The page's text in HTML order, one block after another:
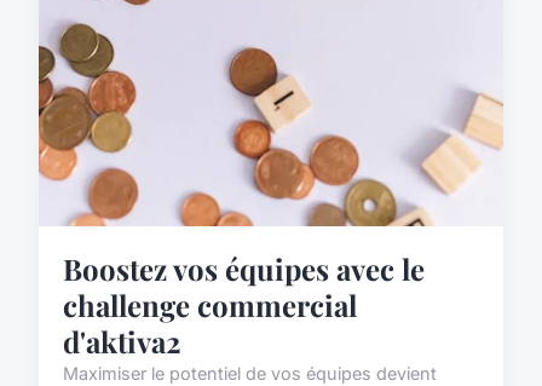
Boostez vos équipes avec le
challenge commercial
d'aktiva2
Maximiser le potentiel de vos équipes devient